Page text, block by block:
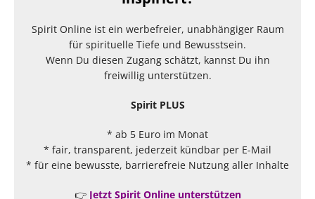
Spirit Online ist ein werbefreier, unabhängiger Raum
für spirituelle Tiefe und Bewusstsein.
Wenn Du diesen Zugang schätzt, kannst Du ihn
freiwillig unterstützen.
Spirit PLUS
* ab 5 Euro im Monat
* fair, transparent, jederzeit kündbar per E-Mail
* für eine bewusste, barrierefreie Nutzung aller Inhalte
👉 Jetzt Spirit Online unterstützen